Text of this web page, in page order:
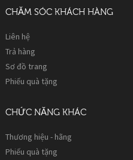
CHĂM SÓC KHÁCH HÀNG
Liên hệ
Trả hàng
Sơ đồ trang
Phiếu quà tặng
CHỨC NĂNG KHÁC
Thương hiệu - hãng
Phiếu quà tặng